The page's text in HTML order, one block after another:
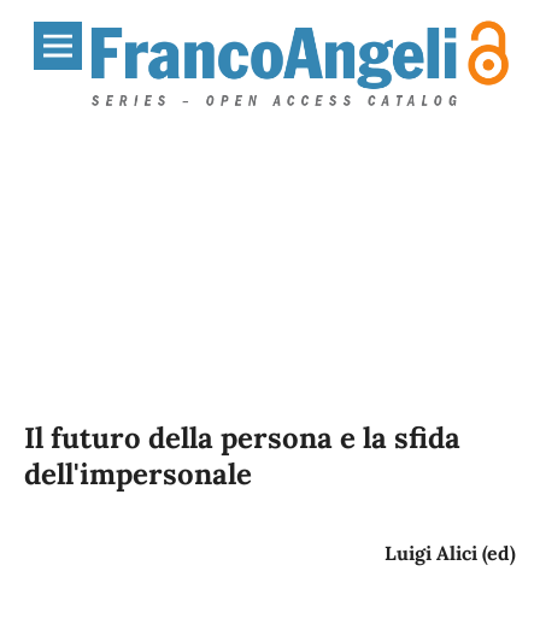
Il futuro della persona e la sfida
dell'impersonale
Luigi Alici (ed)